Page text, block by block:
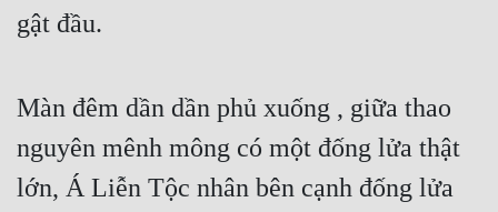
gật đầu.
Màn đêm dần dần phủ xuống , giữa thao
nguyên mênh mông có một đống lửa thật
lớn, Á Liễn Tộc nhân bên cạnh đống lửa